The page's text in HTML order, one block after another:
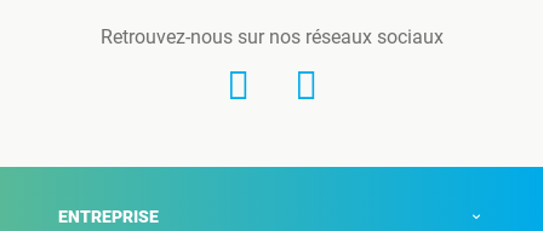
Retrouvez-nous sur nos réseaux sociaux
ENTREPRISE